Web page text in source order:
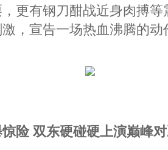
更有钢刀酣战近身肉搏等
，宣告一场热血沸腾的
双东硬碰硬上演巅峰